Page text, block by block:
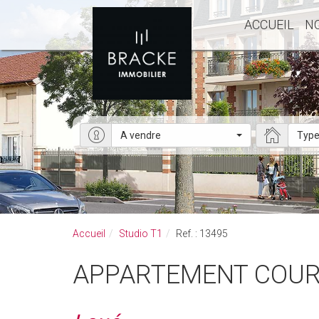
ACCUEIL
A vendre
Accueil Studio T1 Ref. : 13495
APPARTEMENT